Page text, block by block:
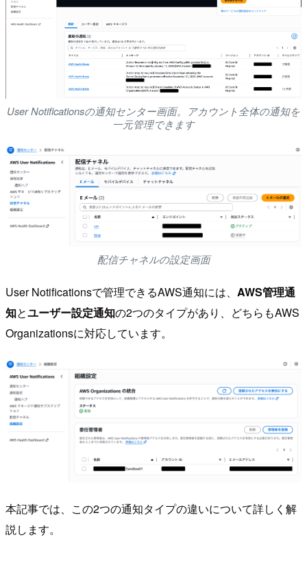
User Notificationsの通知センター画面。アカウント全体の通知を
一元管理できます
配信チャネルの設定画面
User Notificationsで管理できるAWS通知には、 AWS管理通
知とユーザー設定通知の2つのタイプがあり、どちらもAWS
Organizationsに対応しています。
本記事では、この2つの通知タイプの違いについて詳しく解
説します。